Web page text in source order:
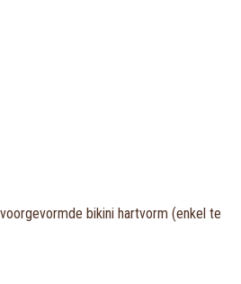
bikini hartvorm (enkel te